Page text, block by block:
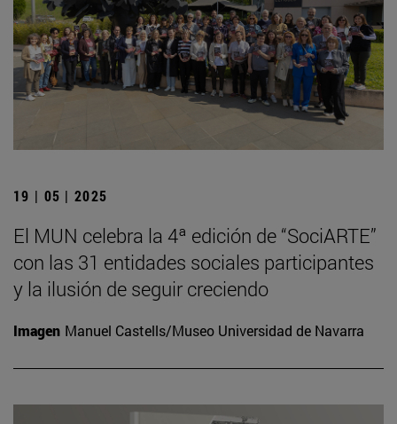
19 | 05 | 2025
El MUN celebra la 4ª edición de “SociARTE”
con las 31 entidades sociales participantes
y la ilusión de seguir creciendo
Imagen Manuel Castells/Museo Universidad de Navarra